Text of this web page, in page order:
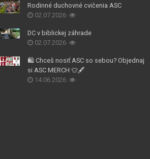
Rodinné duchovné cvičenia ASC
02.07.2026
DC v biblickej záhrade
02.07.2026
🛍️ Chceš nosiť ASC so sebou? Objednaj
si ASC MERCH 👕🖋️
14.06.2026